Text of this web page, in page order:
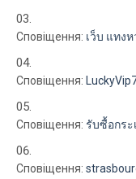
Сповіщення: เว็บ แทง
Сповіщення:
Сповіщення: รับซื้อกร
Сповіщення: